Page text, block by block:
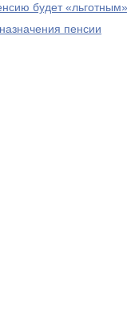
будет «льготным»
пенсии